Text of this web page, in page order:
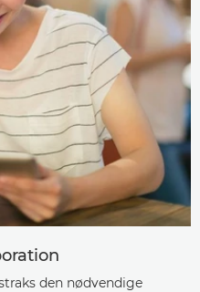
den nødvendige